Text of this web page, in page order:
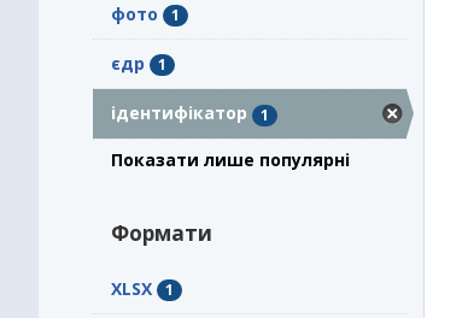
фото 1
єдр 1
ідентифікатор 1
Показати лише популярні
Формати
XLSX 1